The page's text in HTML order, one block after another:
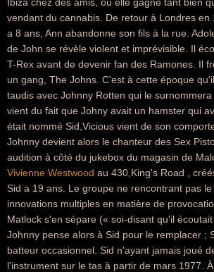
vendant du cannabis. De retour à Londres en
a 8 ans, Ann abandonne son fils à la rue.
de John se révèle violent et imprévisible. Il
T-Rex avant de devenir fan des Ramones. Il
un gang, The Johns. C'est à cette époque
taudis avec Johnny Rotten qui le
vient du fait que Johny avait un hamster qui
était nommé Sid,Vicious vient de son
Johnny devient alors le chanteur des Sex
audition à côté du jukebox du magasin de
Vivienne Westwood au 430,King's Road ,
Sid a 19 ans. Le groupe ne rencontrant pas
innovations multiples en matière de
Matlock s'en sépare (« soi-disant qu'il écoutait
Johnny pense alors à Sid pour le remplacer ;
batteur occasionnel. Sid n'ayant jamais joué
l'instrument sur le tas à partir de mars 1977.